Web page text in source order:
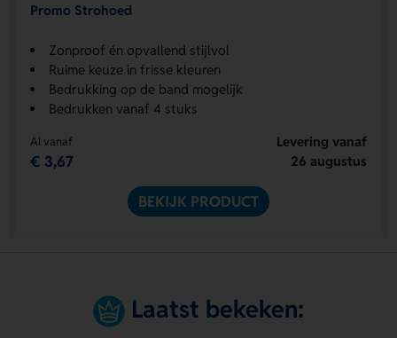
Promo Strohoed
Zonproof én opvallend stijlvol
Ruime keuze in frisse kleuren
Bedrukking op de band mogelijk
Bedrukken vanaf 4 stuks
Al vanaf
€ 3,67
Levering vanaf
26 augustus
BEKIJK PRODUCT
Laatst bekeken: